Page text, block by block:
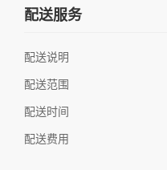
配送服务
配送说明
配送范围
配送时间
配送费用